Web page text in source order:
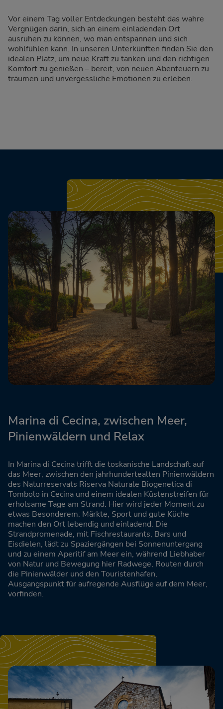
Vor einem Tag voller Entdeckungen besteht das wahre
Vergnügen darin, sich an einem einladenden Ort
ausruhen zu können, wo man entspannen und sich
wohlfühlen kann. In unseren Unterkünften finden Sie den
idealen Platz, um neue Kraft zu tanken und den richtigen
Komfort zu genießen – bereit, von neuen Abenteuern zu
träumen und unvergessliche Emotionen zu erleben.
Marina di Cecina, zwischen Meer,
Pinienwäldern und Relax
In Marina di Cecina trifft die toskanische Landschaft auf
das Meer, zwischen den jahrhundertealten Pinienwäldern
des Naturreservats Riserva Naturale Biogenetica di
Tombolo in Cecina und einem idealen Küstenstreifen für
erholsame Tage am Strand. Hier wird jeder Moment zu
etwas Besonderem: Märkte, Sport und gute Küche
machen den Ort lebendig und einladend. Die
Strandpromenade, mit Fischrestaurants, Bars und
Eisdielen, lädt zu Spaziergängen bei Sonnenuntergang
und zu einem Aperitif am Meer ein, während Liebhaber
von Natur und Bewegung hier Radwege, Routen durch
die Pinienwälder und den Touristenhafen,
Ausgangspunkt für aufregende Ausflüge auf dem Meer,
vorfinden.